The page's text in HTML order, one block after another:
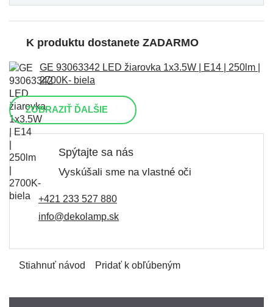
K produktu dostanete ZADARMO
GE 93063342 LED žiarovka 1x3.5W | E14 | 250lm |
2700K- biela
ZOBRAZIŤ ĎALŠIE
Spýtajte sa nás
Vyskúšali sme na vlastné oči
+421 233 527 880
info@dekolamp.sk
Stiahnuť návod Pridať k obľúbeným